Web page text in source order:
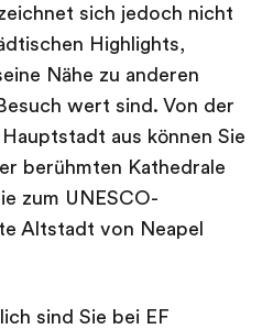
sich jedoch nicht
Highlights,
Nähe zu anderen
wert sind. Von der
aus können Sie
berühmten Kathedrale
zum UNESCO-
Altstadt von Neapel
sind Sie bei EF